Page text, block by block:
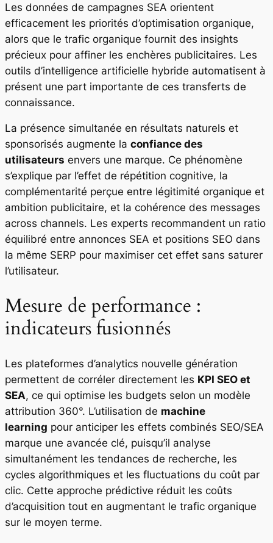
Les données de campagnes SEA orientent
efficacement les priorités d’optimisation organique,
alors que le trafic organique fournit des insights
précieux pour affiner les enchères publicitaires. Les
outils d’intelligence artificielle hybride automatisent à
présent une part importante de ces transferts de
connaissance.
La présence simultanée en résultats naturels et
sponsorisés augmente la confiance des
utilisateurs envers une marque. Ce phénomène
s’explique par l’effet de répétition cognitive, la
complémentarité perçue entre légitimité organique et
ambition publicitaire, et la cohérence des messages
across channels. Les experts recommandent un ratio
équilibré entre annonces SEA et positions SEO dans
la même SERP pour maximiser cet effet sans saturer
l’utilisateur.
Mesure de performance :
indicateurs fusionnés
Les plateformes d’analytics nouvelle génération
permettent de corréler directement les KPI SEO et
SEA, ce qui optimise les budgets selon un modèle
attribution 360°. L’utilisation de machine
learning pour anticiper les effets combinés SEO/SEA
marque une avancée clé, puisqu’il analyse
simultanément les tendances de recherche, les
cycles algorithmiques et les fluctuations du coût par
clic. Cette approche prédictive réduit les coûts
d’acquisition tout en augmentant le trafic organique
sur le moyen terme.